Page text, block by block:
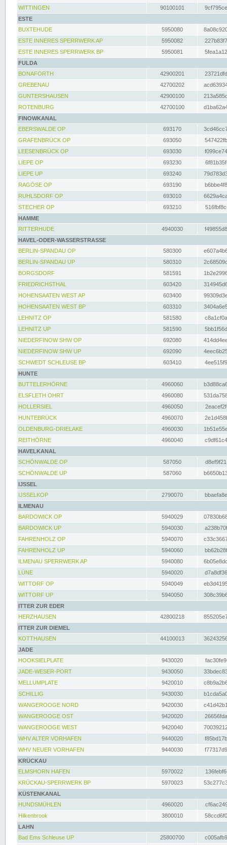
WITTINGEN
90100101
ESTE
BUXTEHUDE
5950080
ESTE INNERES SPERRWERK AP
5950082
ESTE INNERES SPERRWERK BP
5950081
FULDA
BONAFORTH
42900201
GREBENAU
42700202
GUNTERSHAUSEN
42900100
ROTENBURG
42700100
FINOWKANAL
EBERSWALDE OP
693170
GRAFENBRÜCK OP
693050
LEESENBRÜCK OP
693030
LIEPE OP
693230
LIEPE UP
693240
RAGÖSE OP
693190
RUHLSDORF OP
693010
STECHER OP
693210
HAMME
RITTERHUDE
4940030
HAVEL-ODER-WASSERSTRASSE
BERLIN-SPANDAU OP
580300
BERLIN-SPANDAU UP
580310
BORGSDORF
581591
FRIEDRICHSTHAL
603420
HOHENSAATEN WEST AP
603400
HOHENSAATEN WEST BP
603310
LEHNITZ OP
581580
LEHNITZ UP
581590
NIEDERFINOW SHW OP
692080
NIEDERFINOW SHW UP
692090
SCHWEDT SCHLEUSE BP
603410
HUNTE
BUTTELERHÖRNE
4960060
ELSFLETH OHRT
4960080
HOLLERSIEL
4960050
HUNTEBRÜCK
4960070
OLDENBURG-DRIELAKE
4960030
REITHÖRNE
4960040
HAVELKANAL
SCHÖNWALDE OP
587050
SCHÖNWALDE UP
587060
IJSSEL
IJSSELKOP
2790070
ILMENAU
BARDOWICK OP
5940029
BARDOWICK UP
5940030
FAHRENHOLZ OP
5940070
FAHRENHOLZ UP
5940060
ILMENAU SPERRWERK AP
5940080
LÜNE
5940020
WITTORF OP
5940049
WITTORF UP
5940050
ITTER ZUR EDER
HERZHAUSEN
42800218
ITTER ZUR DIEMEL
KOTTHAUSEN
44100013
JADE
HOOKSIELPLATE
9430020
JADE-WESER-PORT
9430050
MELLUMPLATE
9420010
SCHILLIG
9430030
WANGEROOGE NORD
9420030
WANGEROOGE OST
9420020
WANGEROOGE WEST
9420040
WHV ALTER VORHAFEN
9440020
WHV NEUER VORHAFEN
9440030
KRÜCKAU
ELMSHORN HAFEN
5970022
KRÜCKAU-SPERRWERK BP
5970023
KÜSTENKANAL
HUNDSMÜHLEN
4960020
Hilkenbrook
3800010
LAHN
Bad Ems Schleuse UP
25800700